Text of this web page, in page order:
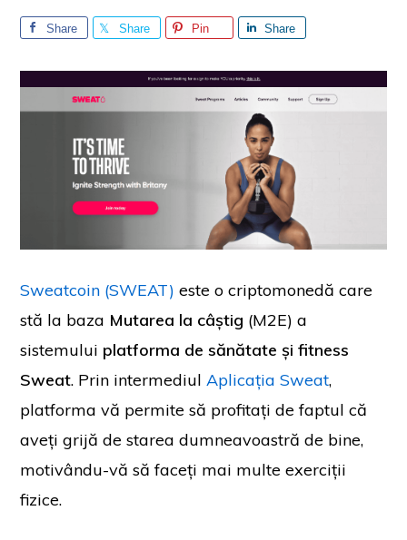
Share Share Pin Share
Sweatcoin (SWEAT) este o criptomonedă care
stă la baza Mutarea la câștig (M2E) a
sistemului platforma de sănătate și fitness
Sweat. Prin intermediulAplicația Sweat,
platforma vă permite să profitați de faptul că
aveți grijă de starea dumneavoastră de bine,
motivându-vă să faceți mai multe exerciții
fizice.